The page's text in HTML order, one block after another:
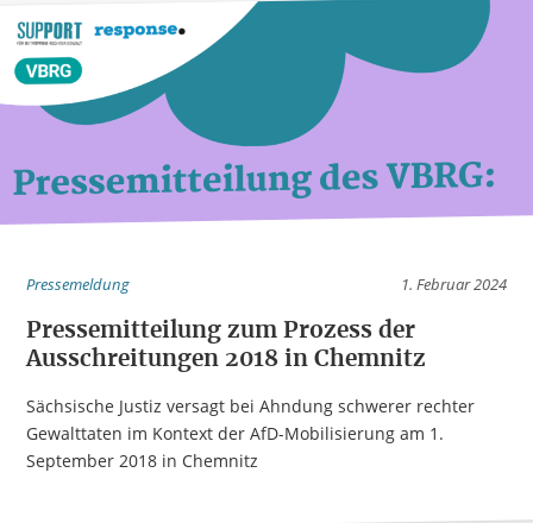
Pressemeldung 1. Februar 2024
Pressemitteilung zum Prozess der
Ausschreitungen 2018 in Chemnitz
Sächsische Justiz versagt bei Ahndung schwerer rechter
Gewalttaten im Kontext der AfD-Mobilisierung am 1.
September 2018 in Chemnitz